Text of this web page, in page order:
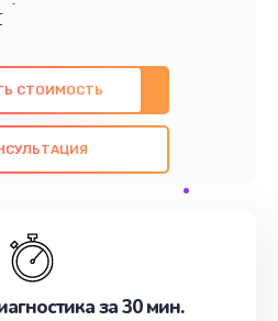
знаниями и
и качественный ремонт с
компонентов, а
всех
Наша цель - предоставить
Не медлите записаться на
СТОИМОСТЬ
за 30 мин.